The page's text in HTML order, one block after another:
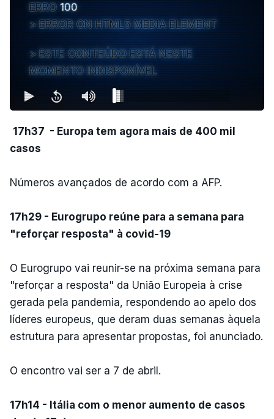
ERRO 100
ERROR ON HTML5 MEDIA ELEMENT
ESTE CONTEÚDO ESTÁ NESTE
MOMENTO INDISPONÍVEL
17h37 - Europa tem agora mais de 400 mil
casos
Números avançados de acordo com a AFP.
17h29 - Eurogrupo reúne para a semana para
"reforçar resposta" à covid-19
O Eurogrupo vai reunir-se na próxima semana para
"reforçar a resposta" da União Europeia à crise
gerada pela pandemia, respondendo ao apelo dos
líderes europeus, que deram duas semanas àquela
estrutura para apresentar propostas, foi anunciado.
O encontro vai ser a 7 de abril.
17h14 - Itália com o menor aumento de casos